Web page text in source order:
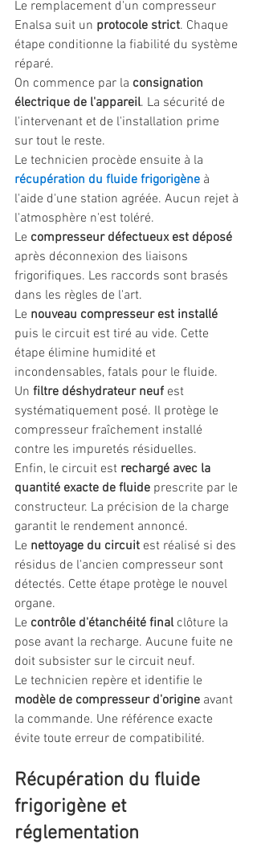
Le remplacement d'un compresseur
Enalsa suit un protocole strict. Chaque
étape conditionne la fiabilité du système
réparé.
On commence par la consignation
électrique de l'appareil. La sécurité de
l'intervenant et de l'installation prime
sur tout le reste.
Le technicien procède ensuite à la
récupération du fluide frigorigène à
l'aide d'une station agréée. Aucun rejet à
l'atmosphère n'est toléré.
Le compresseur défectueux est déposé
après déconnexion des liaisons
frigorifiques. Les raccords sont brasés
dans les règles de l'art.
Le nouveau compresseur est installé
puis le circuit est tiré au vide. Cette
étape élimine humidité et
incondensables, fatals pour le fluide.
Un filtre déshydrateur neuf est
systématiquement posé. Il protège le
compresseur fraîchement installé
contre les impuretés résiduelles.
Enfin, le circuit est rechargé avec la
quantité exacte de fluide prescrite par le
constructeur. La précision de la charge
garantit le rendement annoncé.
Le nettoyage du circuit est réalisé si des
résidus de l'ancien compresseur sont
détectés. Cette étape protège le nouvel
organe.
Le contrôle d'étanchéité final clôture la
pose avant la recharge. Aucune fuite ne
doit subsister sur le circuit neuf.
Le technicien repère et identifie le
modèle de compresseur d'origine avant
la commande. Une référence exacte
évite toute erreur de compatibilité.
Récupération du fluide
frigorigène et
réglementation